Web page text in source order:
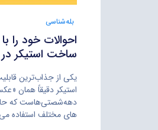
بله‌شناسی
احوالات خود
ساخت استیکر در
یکی از جذاب‌ترین
استیکر دقیقاً همان
دهه‌شصتی‌هاست که
های مختلف استفاده